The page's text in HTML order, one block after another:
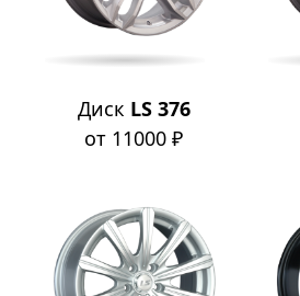
Диск LS 376
от 11000 ₽